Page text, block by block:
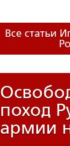
Все статьи
поход
армии